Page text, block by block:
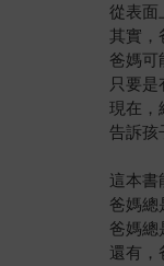
從表面
其實，
爸媽可
只要是
現在，
告訴孩
這本書
爸媽總
爸媽
還有，